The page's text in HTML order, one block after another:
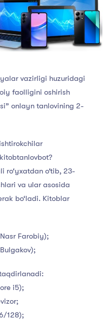
vazirligi huzuridagi
faolligini oshirish
onlayn tanlovining 2-
ro‘yxatdan o‘tib, 23-
va ular asosida
bo‘ladi. Kitoblar
Farobiy);
i5);
128);